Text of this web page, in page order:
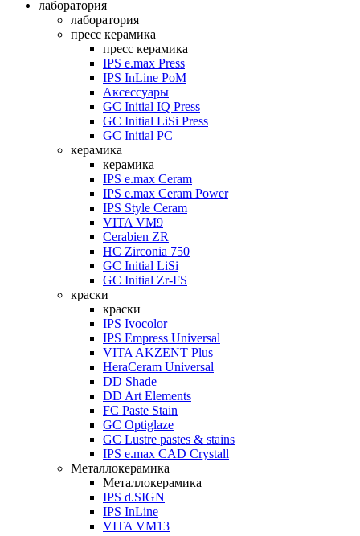
лаборатория
лаборатория
пресс керамика
пресс керамика
IPS e.max Press
IPS InLine PoM
Аксессуары
GC Initial IQ Press
GC Initial LiSi Press
GC Initial PC
керамика
керамика
IPS e.max Ceram
IPS e.max Ceram Power
IPS Style Ceram
VITA VM9
Cerabien ZR
HC Zirconia 750
GC Initial LiSi
GC Initial Zr-FS
краски
краски
IPS Ivocolor
IPS Empress Universal
VITA AKZENT Plus
HeraCeram Universal
DD Shade
DD Art Elements
FC Paste Stain
GC Optiglaze
GC Lustre pastes & stains
IPS e.max CAD Crystall
Металлокерамика
Металлокерамика
IPS d.SIGN
IPS InLine
VITA VM13